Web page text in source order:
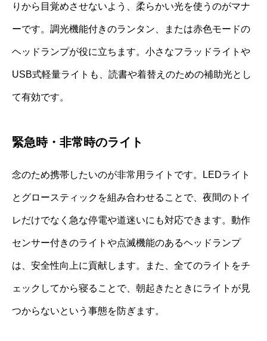
りから目覚めさせないよう、柔らかい光を使うのがマナ
ーです。調光機能付きのランタン、または赤色モードの
ヘッドランプが役に立ちます。小さなフラッドライトや
USB式軽量ライトも、読書や着替えのための補助光とし
て有効です。
緊急時・非常時のライト
念のため携帯したいのが非常用ライトです。LEDライト
とグロースティックを組み合わせることで、夜間のトイ
レだけでなく急な停電や道迷いにも対応できます。動作
センサー付きのライトや点滅機能のあるヘッドランプ
は、安全性向上に貢献します。また、全てのライトをチ
ェックしてから寝ることで、朝起きたときにライトが見
つからないという事態を防ぎます。